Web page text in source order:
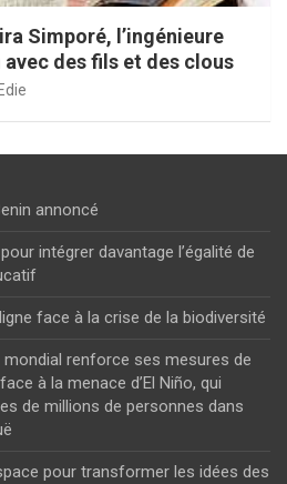
Simporé, l’ingénieure
des fils et des clous
annoncé
intégrer davantage l’égalité de
face à la crise de la biodiversité
renforce ses mesures de
à la menace d’El Niño, qui
de millions de personnes dans
pour transformer les idées des